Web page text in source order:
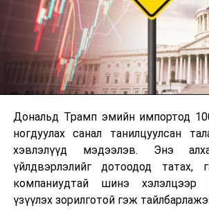
Дональд Трамп эмийн импортод
ногдуулах санал танилцуулсан
хэвлэлүүд мэдээлэв. Энэ
үйлдвэрлэлийг дотоодод татах,
компаниудтай шинэ хэлэлцээр
үзүүлэх зорилготой гэж